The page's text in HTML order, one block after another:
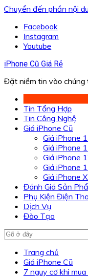
Chuyển đến phần nội
Facebook
Instagram
Youtube
iPhone Cũ Giá Rẻ
Đặt niềm tin vào chúng
Tin Tổng Hợp
Tin Công Nghệ
Giá iPhone Cũ
Giá iPhone
Giá iPhone
Giá iPhone
Giá iPhone
Giá iPhone
Đánh Giá Sản
Phụ Kiện Điện
Dịch Vụ
Đào Tạo
Trang chủ
Giá iPhone Cũ
7 nguy cơ khi